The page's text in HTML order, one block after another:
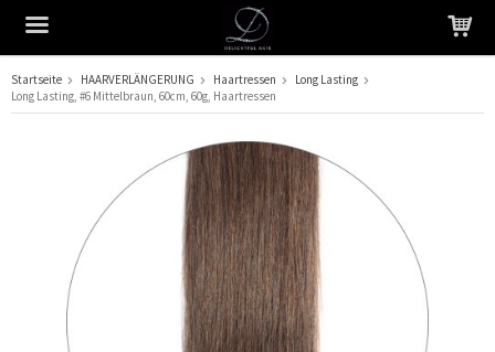
Das Produkt wurde in Ihren Warenkorb gelegt
Startseite HAARVERLÄNGERUNG Haartressen
Long Lasting
Long Lasting, #6 Mittelbraun, 60cm, 60g, Haartressen